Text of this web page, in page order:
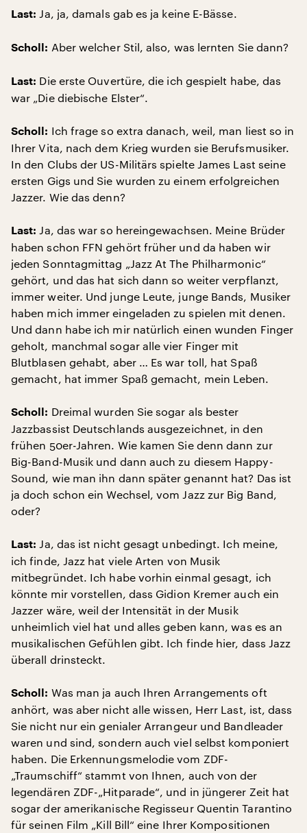
Last: Ja, ja, damals gab es ja keine E-Bässe.
Scholl: Aber welcher Stil, also, was lernten Sie dann?
Last: Die erste Ouvertüre, die ich gespielt habe, das
war „Die diebische Elster“.
Scholl: Ich frage so extra danach, weil, man liest so in
Ihrer Vita, nach dem Krieg wurden sie Berufsmusiker.
In den Clubs der US-Militärs spielte James Last seine
ersten Gigs und Sie wurden zu einem erfolgreichen
Jazzer. Wie das denn?
Last: Ja, das war so hereingewachsen. Meine Brüder
haben schon FFN gehört früher und da haben wir
jeden Sonntagmittag „Jazz At The Philharmonic“
gehört, und das hat sich dann so weiter verpflanzt,
immer weiter. Und junge Leute, junge Bands, Musiker
haben mich immer eingeladen zu spielen mit denen.
Und dann habe ich mir natürlich einen wunden Finger
geholt, manchmal sogar alle vier Finger mit
Blutblasen gehabt, aber … Es war toll, hat Spaß
gemacht, hat immer Spaß gemacht, mein Leben.
Scholl: Dreimal wurden Sie sogar als bester
Jazzbassist Deutschlands ausgezeichnet, in den
frühen 50er-Jahren. Wie kamen Sie denn dann zur
Big-Band-Musik und dann auch zu diesem Happy-
Sound, wie man ihn dann später genannt hat? Das ist
ja doch schon ein Wechsel, vom Jazz zur Big Band,
oder?
Last: Ja, das ist nicht gesagt unbedingt. Ich meine,
ich finde, Jazz hat viele Arten von Musik
mitbegründet. Ich habe vorhin einmal gesagt, ich
könnte mir vorstellen, dass Gidion Kremer auch ein
Jazzer wäre, weil der Intensität in der Musik
unheimlich viel hat und alles geben kann, was es an
musikalischen Gefühlen gibt. Ich finde hier, dass Jazz
überall drinsteckt.
Scholl: Was man ja auch Ihren Arrangements oft
anhört, was aber nicht alle wissen, Herr Last, ist, dass
Sie nicht nur ein genialer Arrangeur und Bandleader
waren und sind, sondern auch viel selbst komponiert
haben. Die Erkennungsmelodie vom ZDF-
„Traumschiff“ stammt von Ihnen, auch von der
legendären ZDF-„Hitparade“, und in jüngerer Zeit hat
sogar der amerikanische Regisseur Quentin Tarantino
für seinen Film „Kill Bill“ eine Ihrer Kompositionen